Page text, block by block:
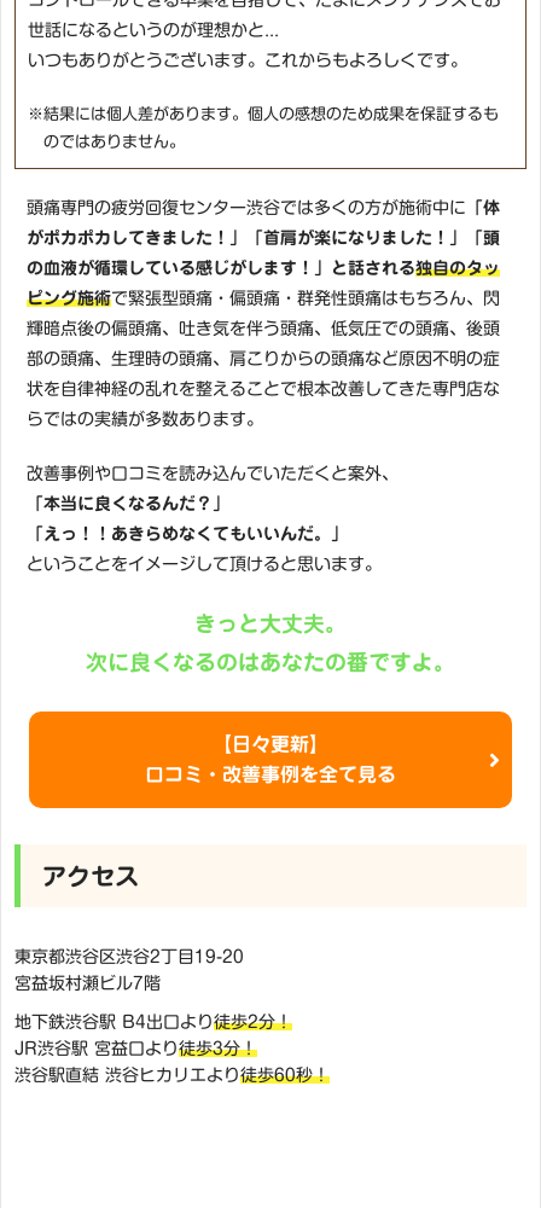
世話になるというのが理想かと...
いつもありがとうございます。これからもよろしくです。
※結果には個人差があります。個人の感想のため成果を保証するも
のではありません。
頭痛専門の疲労回復センター渋谷では多くの方が施術中に 「体
がポカポカしてきました！」「首肩が楽になりました！」「頭
の血液が循環している感じがします！」と話される独自のタッ
ピング施術で緊張型頭痛・偏頭痛・群発性頭痛はもちろん、閃
輝暗点後の偏頭痛、吐き気を伴う頭痛、低気圧での頭痛、後頭
部の頭痛、生理時の頭痛、肩こりからの頭痛など原因不明の症
状を自律神経の乱れを整えることで根本改善してきた専門店な
らではの実績が多数あります。
改善事例や口コミを読み込んでいただくと案外、
「本当に良くなるんだ？」
「えっ！！あきらめなくてもいいんだ。」
ということをイメージして頂けると思います。
きっと大丈夫。
次に良くなるのはあなたの番ですよ。
【日々更新】
口コミ・改善事例を全て見る
アクセス
東京都渋谷区渋谷2丁目19-20
宮益坂村瀬ビル7階
地下鉄渋谷駅 B4出口より徒歩2分！
JR渋谷駅 宮益口より徒歩3分！
渋谷駅直結 渋谷ヒカリエより徒歩60秒！